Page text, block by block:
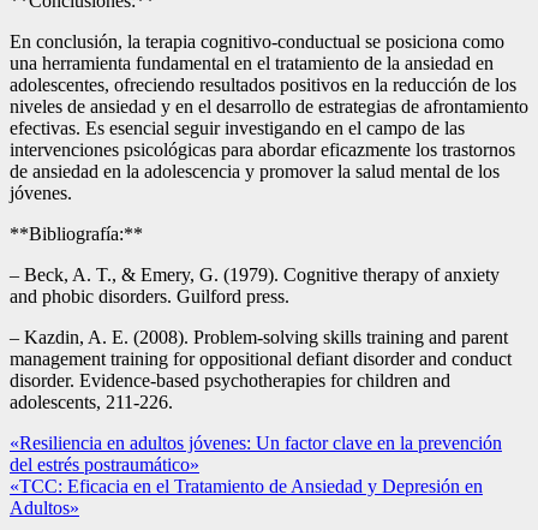
En conclusión, la terapia cognitivo-conductual se posiciona como
una herramienta fundamental en el tratamiento de la ansiedad en
adolescentes, ofreciendo resultados positivos en la reducción de los
niveles de ansiedad y en el desarrollo de estrategias de afrontamiento
efectivas. Es esencial seguir investigando en el campo de las
intervenciones psicológicas para abordar eficazmente los trastornos
de ansiedad en la adolescencia y promover la salud mental de los
jóvenes.
**Bibliografía:**
– Beck, A. T., & Emery, G. (1979). Cognitive therapy of anxiety
and phobic disorders. Guilford press.
– Kazdin, A. E. (2008). Problem-solving skills training and parent
management training for oppositional defiant disorder and conduct
disorder. Evidence-based psychotherapies for children and
adolescents, 211-226.
Navegación
de
entradas
«Resiliencia en adultos jóvenes: Un factor clave en la prevención
del estrés postraumático»
«TCC: Eficacia en el Tratamiento de Ansiedad y Depresión en
Adultos»